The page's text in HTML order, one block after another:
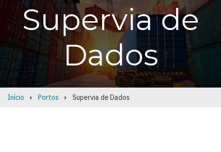
Supervia de
Dados
Breadcrumb
Início Portos Supervia de Dados